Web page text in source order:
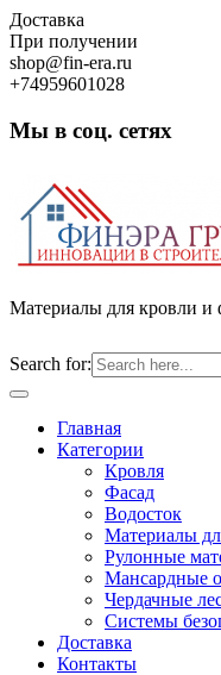
Skip
to
content
Доставка
При получении
shop@fin-era.ru
+74959601028
Мы в соц. сетях
Материалы для кровли и
Search for:
Open
ButtonГлавная
Категории
Кровля
Фасад
Водосток
Материалы
Рулонные
Мансардные
Чердачные
Системы
Доставка
Контакты